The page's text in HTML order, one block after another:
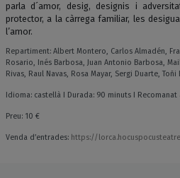
parla d´amor, desig, designis i
protector, a la càrrega familiar, les
l’amor.
Repartiment: Albert Montero, Carlos Almadén,
Rosario, Inés Barbosa, Juan Antonio Barbosa,
Rivas, Raul Navas, Rosa Mayar, Sergi Duarte,
Idioma: castellà I Durada: 90 minuts I
Preu: 10 €
Venda d’entrades: https://lorca.